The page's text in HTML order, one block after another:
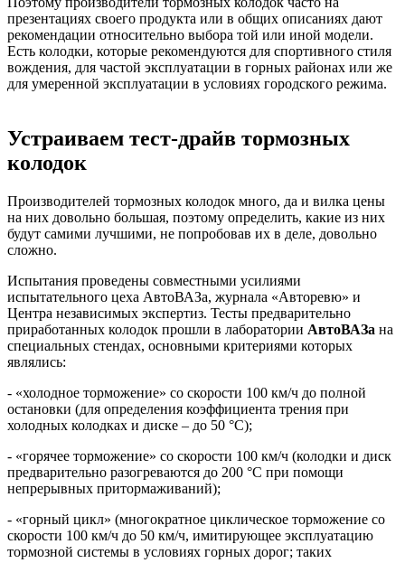
презентациях своего продукта или в общих описаниях дают
рекомендации относительно выбора той или иной модели.
Есть колодки, которые рекомендуются для спортивного стиля
вождения, для частой эксплуатации в горных районах или же
для умеренной эксплуатации в условиях городского режима.
Устраиваем тест-драйв тормозных
колодок
Производителей тормозных колодок много, да и вилка цены
на них довольно большая, поэтому определить, какие из них
будут самими лучшими, не попробовав их в деле, довольно
сложно.
Испытания проведены совместными усилиями
испытательного цеха АвтоВАЗа, журнала «Авторевю» и
Центра независимых экспертиз. Тесты предварительно
приработанных колодок прошли в лаборатории АвтоВАЗа на
специальных стендах, основными критериями которых
являлись:
- «холодное торможение» со скорости 100 км/ч до полной
остановки (для определения коэффициента трения при
холодных колодках и диске – до 50 °С);
- «горячее торможение» со скорости 100 км/ч (колодки и диск
предварительно разогреваются до 200 °С при помощи
непрерывных притормаживаний);
- «горный цикл» (многократное циклическое торможение со
скорости 100 км/ч до 50 км/ч, имитирующее эксплуатацию
тормозной системы в условиях горных дорог; таких